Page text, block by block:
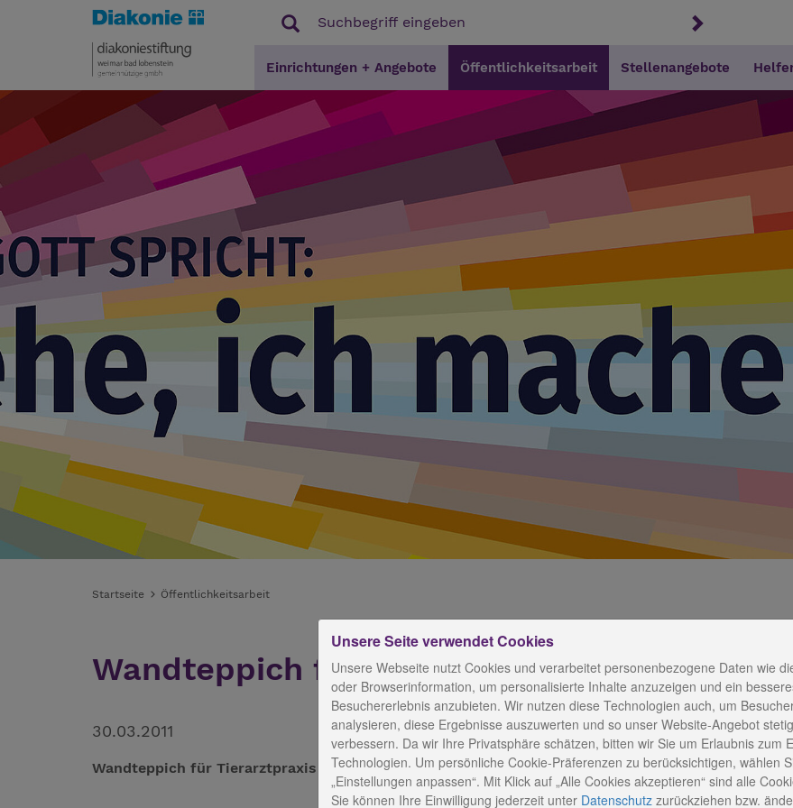
Einrichtungen + Angebote Öffentlichkeitsarbeit Stellenangebote
Startseite Öffentlichkeitsarbeit
Wandteppich für Tierarztpraxis
30.03.2011
Wandteppich für Tierarztpraxis – Paramente für mehr als 25 Kirchen
Unsere Seite verwendet Cookies
Unsere Webseite nutzt Cookies und verarbeitet personenbezogene Daten wie
oder Browserinformation, um personalisierte Inhalte anzuzeigen und ein
Besuchererlebnis anzubieten. Wir nutzen diese Technologien auch, um
analysieren, diese Ergebnisse auszuwerten und so unser Website-Angebot
verbessern. Da wir Ihre Privatsphäre schätzen, bitten wir Sie um Erlaubnis zum
Technologien. Um persönliche Cookie-Präferenzen zu berücksichtigen, wählen
„Einstellungen anpassen“. Mit Klick auf „Alle Cookies akzeptieren“ sind alle
Sie können Ihre Einwilligung jederzeit unter Datenschutz zurückziehen bzw.